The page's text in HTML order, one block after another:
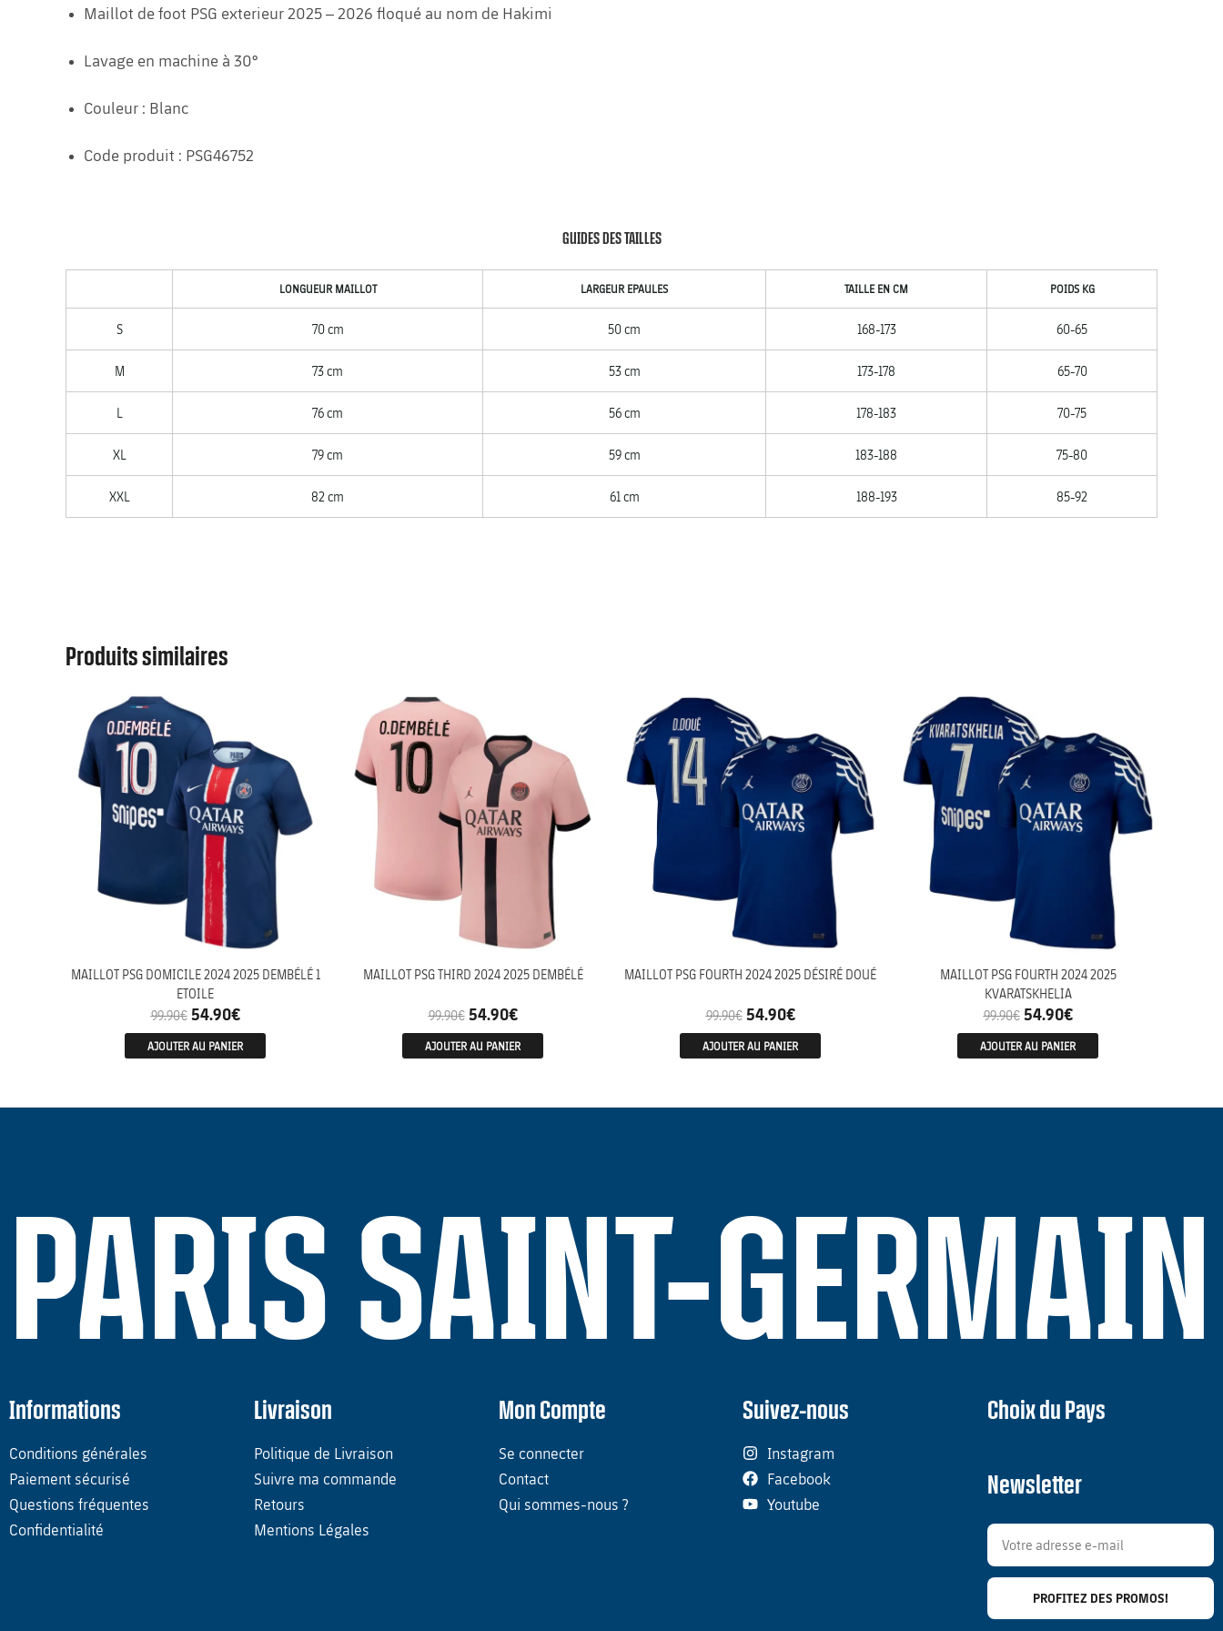
Maillot de foot PSG exterieur 2025 – 2026 floqué au nom de Hakimi
Lavage en machine à 30°
Couleur : Blanc
Code produit : PSG46752
GUIDES DES TAILLES
LONGUEUR MAILLOT LARGEUR EPAULES TAILLE EN CM POIDS KG
S 70 cm 50 cm 168-173 60-65
M 73 cm 53 cm 173-178 65-70
L 76 cm 56 cm 178-183 70-75
XL 79 cm 59 cm 183-188 75-80
XXL 82 cm 61 cm 188-193 85-92
Produits similaires
MAILLOT PSG DOMICILE 2024 2025 DEMBÉLÉ 1
ETOILE
99.90€ 54.90€
AJOUTER AU PANIER
MAILLOT PSG THIRD 2024 2025 DEMBÉLÉ
99.90€ 54.90€
AJOUTER AU PANIER
MAILLOT PSG FOURTH 2024 2025 DÉSIRÉ DOUÉ
99.90€ 54.90€
AJOUTER AU PANIER
MAILLOT PSG FOURTH 2024 2025
KVARATSKHELIA
99.90€ 54.90€
AJOUTER AU PANIER
PARIS SAINT-GERMAIN
Informations
Conditions générales
Paiement sécurisé
Questions fréquentes
Confidentialité
Livraison
Politique de Livraison
Suivre ma commande
Retours
Mentions Légales
Mon Compte
Se connecter
Contact
Qui sommes-nous ?
Suivez-nous
Instagram
Facebook
Youtube
Choix du Pays
Newsletter
PROFITEZ DES PROMOS!